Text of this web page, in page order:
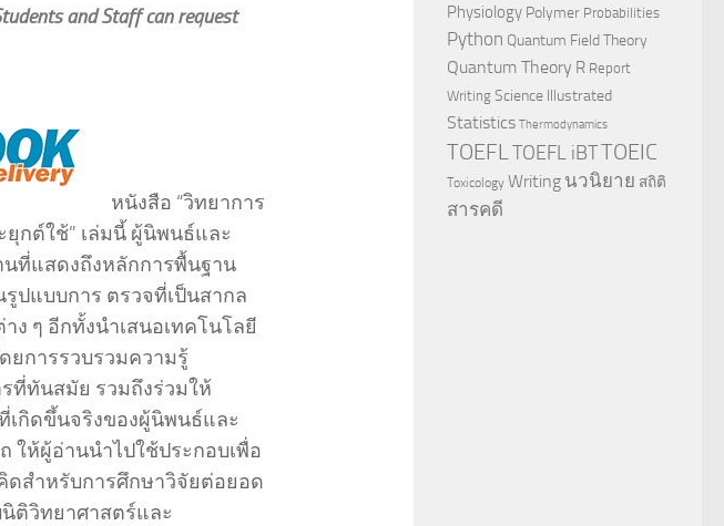
and Staff can request
หนังสือ “วิทยาการ
กต์ใช้” เล่มนี้ ผู้นิพนธ์และ
ที่แสดงถึงหลักการพื้นฐาน
ปแบบการ ตรวจที่เป็นสากล
ๆ อีกทั้งนำเสนอเทคโนโลยี
ยการรวบรวมความรู้
ที่ทันสมัย รวมถึงร่วมให้
กิดขึ้นจริงของผู้นิพนธ์และ
ให้ผู้อ่านนำไปใช้ประกอบเพื่อ
ดสำหรับการศึกษาวิจัยต่อยอด
ติวิทยาศาสตร์และ
Physiology Polymer Probabilities
Python Quantum Field Theory
Quantum Theory R Report
Writing Science Illustrated
Statistics Thermodynamics
TOEFL TOEFL iBTTOEIC
Toxicology Writing นวนิยาย สถิติ
สารคดี